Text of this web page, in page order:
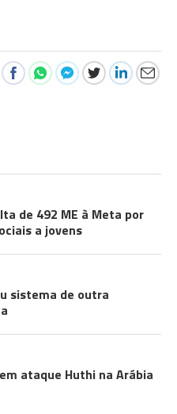
de 492 ME à Meta por
a jovens
sistema de outra
ataque Huthi na Arábia